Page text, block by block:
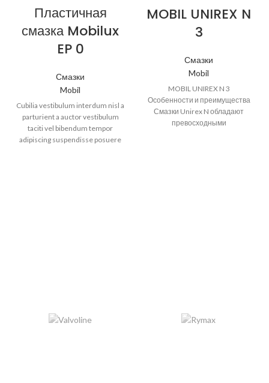
Пластичная
смазка Mobilux
EP 0
Смазки
Mobil
Cubilia vestibulum interdum nisl a
parturient a auctor vestibulum
taciti vel bibendum tempor
adipiscing suspendisse posuere
MOBIL UNIREX N
3
Смазки
Mobil
MOBIL UNIREX N 3
Особенности и преимущества
Смазки Unirex N обладают
превосходными